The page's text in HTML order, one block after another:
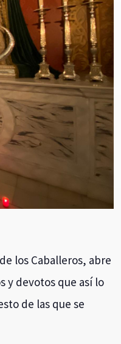
los Caballeros, abre
y devotos que así lo
de las que se